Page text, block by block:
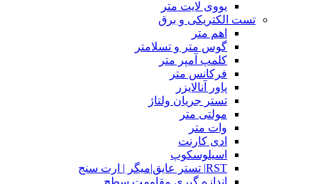
یووی لایت متر
تست الکتریکی و برق
اهم متر
گوس متر و تسلامتر
کلمپ آمپر متر
فرکانس متر
پاور آنالایزر
تستر جریان ولتاژ
مولتی متر
وات متر
ادی کارنت
اسیلوسکوپ
RST| تستر عایق|میگر | ارت سنج
اندازه گیری مقاومت سطح